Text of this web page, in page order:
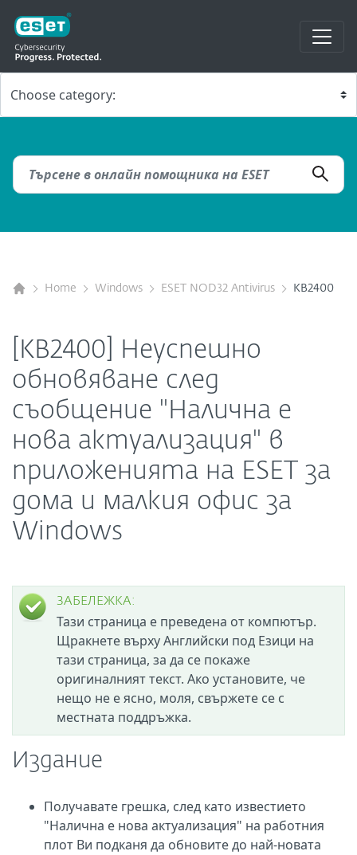
Home Windows ESET NOD32 Antivirus KB2400
[KB2400] Неуспешно
обновяване след
съобщение "Налична е
нова актуализация" в
приложенията на ESET за
дома и малкия офис за
Windows
ЗАБЕЛЕЖКА:
Тази страница е преведена от компютър.
Щракнете върху Английски под Езици на
тази страница, за да се покаже
оригиналният текст. Ако установите, че
нещо не е ясно, моля, свържете се с
местната поддръжка.
Издание
Получавате грешка, след като известието
"Налична е нова актуализация" на работния
плот Ви подканя да обновите до най-новата